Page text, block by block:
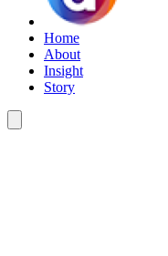
Home
About
Insight
Story